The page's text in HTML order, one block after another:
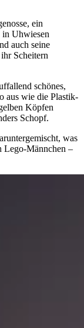
ein
in Uhwiesen
auch seine
Scheitern
schönes,
aus wie die Plastik-
Köpfen
Schopf.
was
Lego-Männchen –